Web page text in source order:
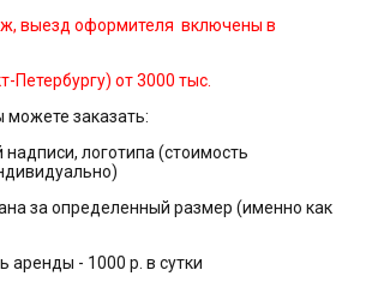
выезд оформителя включены в
Петербургу) от 3000 тыс.
заказать:
логотипа (стоимость
за определенный размер (именно как
- 1000 р. в сутки